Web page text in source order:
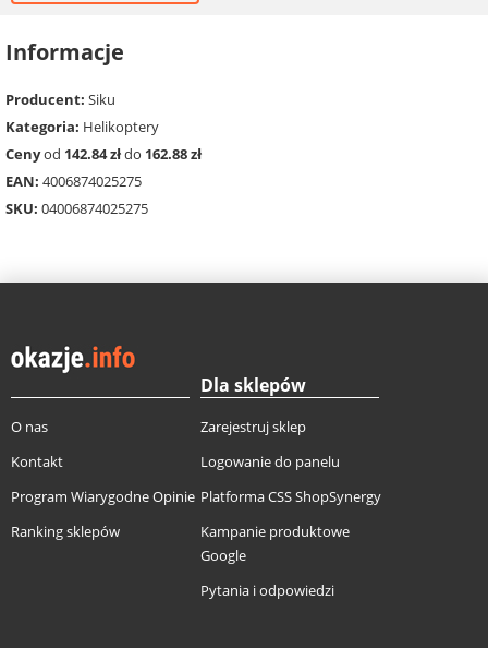
Informacje
Producent: Siku
Kategoria: Helikoptery
Cenyod 142.84 złdo 162.88 zł
EAN: 4006874025275
SKU: 04006874025275
O nas
Kontakt
Program Wiarygodne Opinie
Ranking sklepów
Dla sklepów
Zarejestruj sklep
Logowanie do panelu
Platforma CSS ShopSynergy
Kampanie produktowe
Google
Pytania i odpowiedzi